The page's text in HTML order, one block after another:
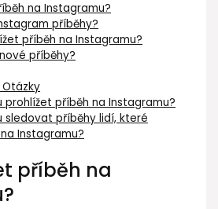
na Instagramu?
příběhy?
příběh na Instagramu?
příběhy?
prohlížet příběh na Instagramu?
sledovat příběhy lidí, které
Instagramu?
příběh na